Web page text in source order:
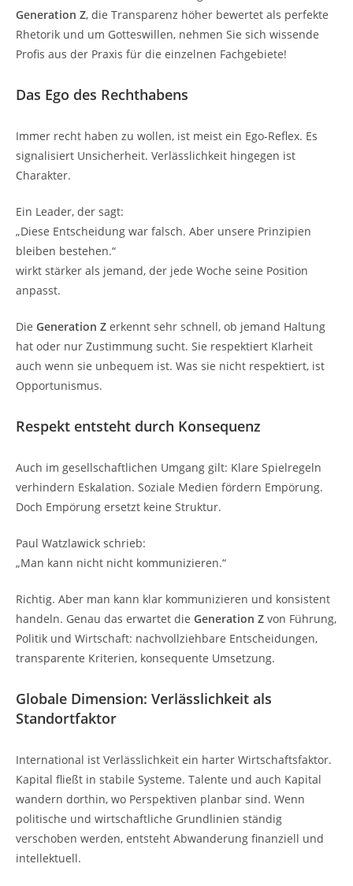
Generation Z, die Transparenz höher bewertet als perfekte
Rhetorik und um Gotteswillen, nehmen Sie sich wissende
Profis aus der Praxis für die einzelnen Fachgebiete!
Das Ego des Rechthabens
Immer recht haben zu wollen, ist meist ein Ego-Reflex. Es
signalisiert Unsicherheit. Verlässlichkeit hingegen ist
Charakter.
Ein Leader, der sagt:
„Diese Entscheidung war falsch. Aber unsere Prinzipien
bleiben bestehen.“
wirkt stärker als jemand, der jede Woche seine Position
anpasst.
Die Generation Z erkennt sehr schnell, ob jemand Haltung
hat oder nur Zustimmung sucht. Sie respektiert Klarheit
auch wenn sie unbequem ist. Was sie nicht respektiert, ist
Opportunismus.
Respekt entsteht durch Konsequenz
Auch im gesellschaftlichen Umgang gilt: Klare Spielregeln
verhindern Eskalation. Soziale Medien fördern Empörung.
Doch Empörung ersetzt keine Struktur.
Paul Watzlawick schrieb:
„Man kann nicht nicht kommunizieren.“
Richtig. Aber man kann klar kommunizieren und konsistent
handeln. Genau das erwartet die Generation Z von Führung,
Politik und Wirtschaft: nachvollziehbare Entscheidungen,
transparente Kriterien, konsequente Umsetzung.
Globale Dimension: Verlässlichkeit als
Standortfaktor
International ist Verlässlichkeit ein harter Wirtschaftsfaktor.
Kapital fließt in stabile Systeme. Talente und auch Kapital
wandern dorthin, wo Perspektiven planbar sind. Wenn
politische und wirtschaftliche Grundlinien ständig
verschoben werden, entsteht Abwanderung finanziell und
intellektuell.